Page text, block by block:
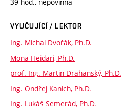
VYUČUJÍCÍ / LEKTOR
Ing. Michal Dvořák, Ph.D.
Mona Heidari, Ph.D.
prof. Ing. Martin Drahanský, Ph.D.
Ing. Ondřej Kanich, Ph.D.
Ing. Lukáš Semerád, Ph.D.